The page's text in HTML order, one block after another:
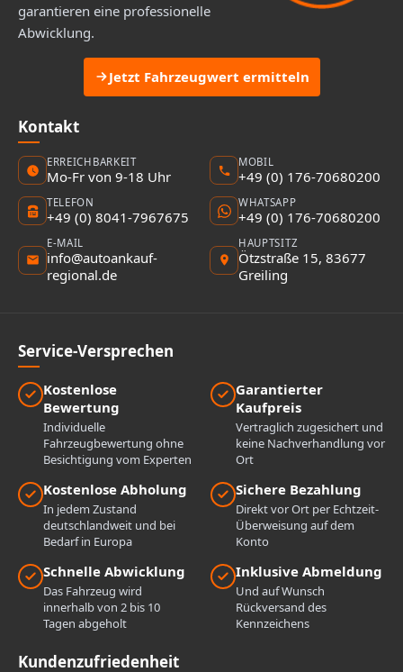
garantieren eine professionelle
Abwicklung.
Jetzt Fahrzeugwert ermitteln
Kontakt
ERREICHBARKEIT
Mo-Fr von 9-18 Uhr
MOBIL
+49 (0) 176-70680200
TELEFON
+49 (0) 8041-7967675
WHATSAPP
+49 (0) 176-70680200
E-MAIL
info@autoankauf-
regional.de
HAUPTSITZ
Ötzstraße 15, 83677
Greiling
Service-Versprechen
Kostenlose
Bewertung
Individuelle
Fahrzeugbewertung ohne
Besichtigung vom Experten
Garantierter
Kaufpreis
Vertraglich zugesichert und
keine Nachverhandlung vor
Ort
Kostenlose Abholung
In jedem Zustand
deutschlandweit und bei
Bedarf in Europa
Sichere Bezahlung
Direkt vor Ort per Echtzeit-
Überweisung auf dem
Konto
Schnelle Abwicklung
Das Fahrzeug wird
innerhalb von 2 bis 10
Tagen abgeholt
Inklusive Abmeldung
Und auf Wunsch
Rückversand des
Kennzeichens
Kundenzufriedenheit